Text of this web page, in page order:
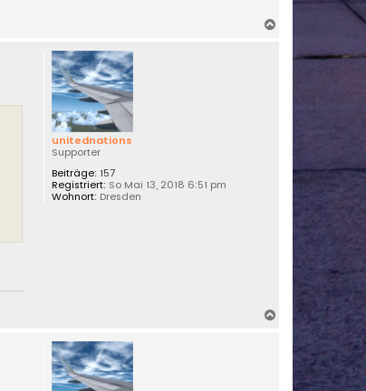
unitednations
Supporter
Beiträge: 157
Registriert: So Mai 13, 2018 6:51 pm
Wohnort: Dresden